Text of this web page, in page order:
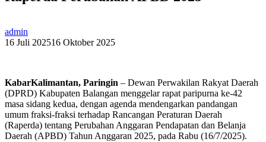
admin
16 Juli 202516 Oktober 2025
KabarKalimantan, Paringin – Dewan Perwakilan Rakyat Daerah
(DPRD) Kabupaten Balangan menggelar rapat paripurna ke-42
masa sidang kedua, dengan agenda mendengarkan pandangan
umum fraksi-fraksi terhadap Rancangan Peraturan Daerah
(Raperda) tentang Perubahan Anggaran Pendapatan dan Belanja
Daerah (APBD) Tahun Anggaran 2025, pada Rabu (16/7/2025).